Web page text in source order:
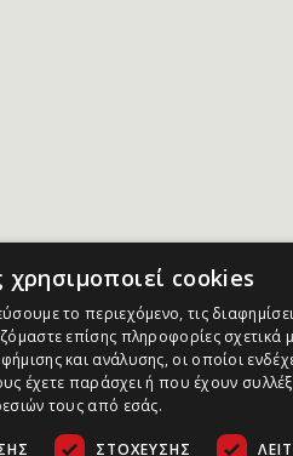
cookies
το περιεχόμενο, τις
επίσης πληροφορίες σχετικά
και ανάλυσης, οι οποίοι
έχετε παράσχει ή που έχουν
τους από εσάς.
ΣΤΌΧΕΥΣΗΣ